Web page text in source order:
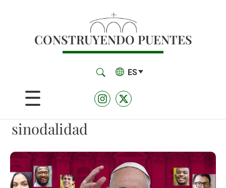
CONSTRUYENDO PUENTES
ES
sinodalidad